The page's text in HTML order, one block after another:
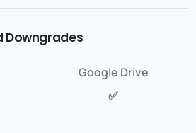
Downgrades
✅